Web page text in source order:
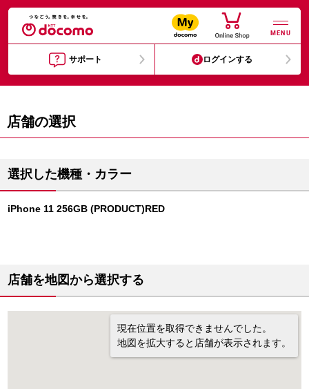
MENU
サポート ログインする
店舗の選択
選択した機種・カラー
iPhone 11 256GB (PRODUCT)RED
店舗を地図から選択する
現在位置を取得できませんでした。
地図を拡大すると店舗が表示されます。